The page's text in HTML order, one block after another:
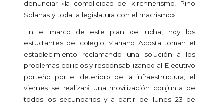
denunciar «la complicidad del kirchnerismo, Pino
Solanas y toda la legislatura con el macrismo».
En el marco de este plan de lucha, hoy los
estudiantes del colegio Mariano Acosta toman el
establecimiento reclamando una solución a los
problemas edilicios y responsabilizando al Ejecutivo
porteño por el deterioro de la infraestructura, el
viernes se realizará una movilización conjunta de
todos los secundarios y a partir del lunes 23 de